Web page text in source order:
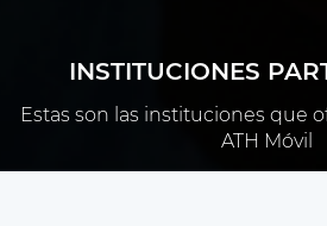
INSTITUCIONES
Estas son las instituciones que
ATH Móvil